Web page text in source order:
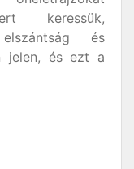
keressük,
és
jelen, és ezt a